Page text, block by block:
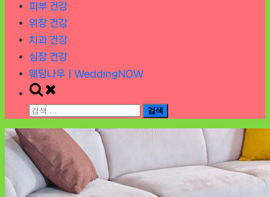
피부 건강
위장 건강
치과 건강
심장 건강
웨딩나우ㅣWeddingNOW
Toggle
search
검
색: